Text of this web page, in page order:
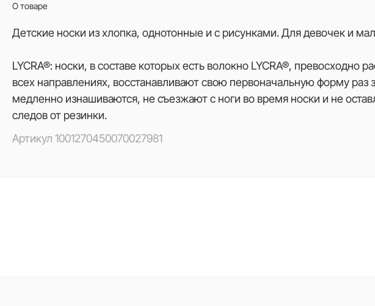
О товаре
Детские носки из хлопка, однотонные и с рисунками. Для девочек и
LYCRA®: носки, в составе которых есть волокно LYCRA®, превосходно
всех направлениях, восстанавливают свою первоначальную форму раз
медленно изнашиваются, не съезжают с ноги во время носки и не
следов от резинки.
Артикул 1001270450070027981